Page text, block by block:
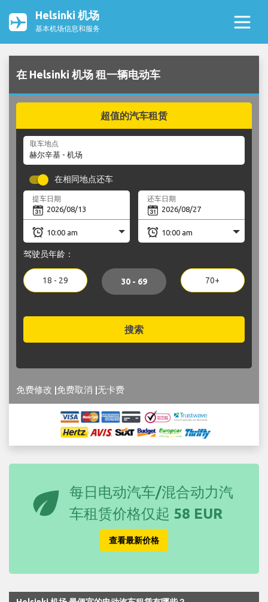
Helsinki 机场
基本机场信息和服务
在 Helsinki 机场 租一辆电动车
超值的汽车租赁
取车地点
在相同地点还车
提车日期 还车日期
驾驶员年龄：
18 - 29 30 - 69 70+
搜索
免费修改 |免费取消 |无卡费
eco
每日电动汽车/混合动力汽
车租赁价格仅起 58 EUR
查看最新价格